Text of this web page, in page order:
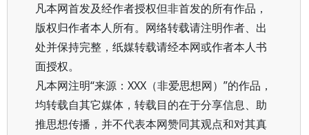
凡本网首发及经作者授权但非首发的所有作品，
版权归作者本人所有。网络转载请注明作者、出
处并保持完整，纸媒转载请经本网或作者本人书
面授权。
凡本网注明“来源：XXX（非爱思想网）”的作品，
均转载自其它媒体，转载目的在于分享信息、助
推思想传播，并不代表本网赞同其观点和对其真